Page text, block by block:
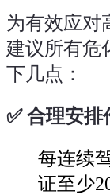
为有效应对
建议所有危
下几点：
✅合理安排
每连续
证至少